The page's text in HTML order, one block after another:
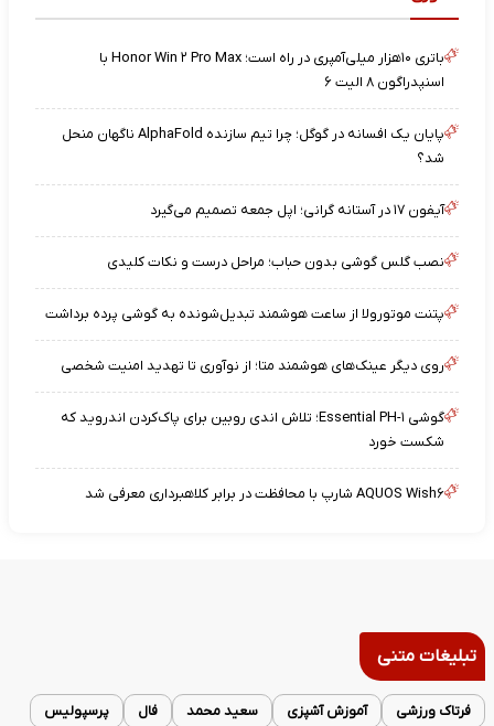
باتری ۱۰هزار میلی‌آمپری در راه است؛ Honor Win ۲ Pro Max با
اسنپدراگون ۸ الیت ۶
پایان یک افسانه در گوگل؛ چرا تیم سازنده AlphaFold ناگهان منحل
شد؟
آیفون ۱۷ در آستانه گرانی؛ اپل جمعه تصمیم می‌گیرد
نصب گلس گوشی بدون حباب؛ مراحل درست و نکات کلیدی
پتنت موتورولا از ساعت هوشمند تبدیل‌شونده به گوشی پرده برداشت
روی دیگر عینک‌های هوشمند متا؛ از نوآوری تا تهدید امنیت شخصی
گوشی Essential PH-۱؛ تلاش اندی روبین برای پاک‌کردن اندروید که
شکست خورد
AQUOS Wish۶ شارپ با محافظت در برابر کلاهبرداری معرفی شد
تبلیغات متنی
فرتاک ورزشی آموزش آشپزی سعید محمد فال پرسپولیس